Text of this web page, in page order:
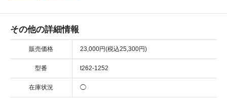
その他の詳細情報
販売価格 23,000円(税込25,300円)
型番 t262-1252
在庫状況 ◯